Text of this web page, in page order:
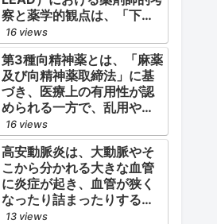
察と薬学的観点は、「下肢
症状（跛行・疼痛）の緩
和」と「全身性動脈硬化に
よる脳心血管イベント（脳
梗塞・心筋梗塞）の二次予
防」の2軸を同時に管理する
ことにあります。
16 views
第3種向精神薬とは、「麻薬
及び向精神薬取締法」に基
づき、医療上の有用性が認
められる一方で、乱用や依
存の危険性から厳重な管
理・規制が必要とされる薬
物のうち、第1種・第2種よ
りも比較的リスクが低いと
判断されて指定されている
医薬品の分類です。
16 views
高安動脈炎は、大動脈やそ
こから分かれる大きな血管
に炎症が起き、血管が狭く
なったり詰まったりする指
定難病です。
13 views